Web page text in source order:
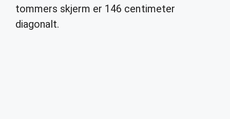
tommers skjerm er 146 centimeter
diagonalt.